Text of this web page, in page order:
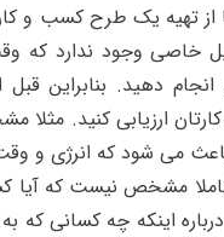
از تهیه یک طرح کسب و
خاصی وجود ندارد که
دهید. بنابراین قبل
ارزیابی کنید. مثلا
باعث می شود که انرژی و
مشخص نیست که آیا
اینکه چه کسانی